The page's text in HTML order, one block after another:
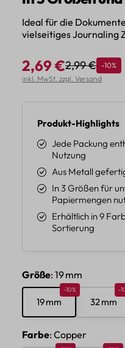
Ideal für die
vielseitiges Journaling
Verkaufspreis:
2,69 €Regulärer
2,99 € Rabatt
-10%
inkl. MwSt. zzgl. Versand
Produkt-Highlights
Jede Packung
Nutzung
Aus Metall
In 3 Größen für
Papiermengen
Erhältlich in 9
Sortierung
Größeauswählen
: 19 mm
19 mm
Rabatt 10%
-10%
32 mm
-
Farbeauswählen
: Copper